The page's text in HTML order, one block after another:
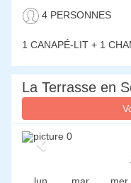
4
1 CANAPÉ-LIT + 1
La Terrasse en
Previous
lun.
mar. mer.